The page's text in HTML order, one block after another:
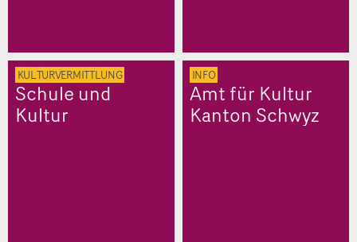
KULTURVERMITTLUNG
Schule und
Kultur
INFO
Amt für Kultur
Kanton Schwyz